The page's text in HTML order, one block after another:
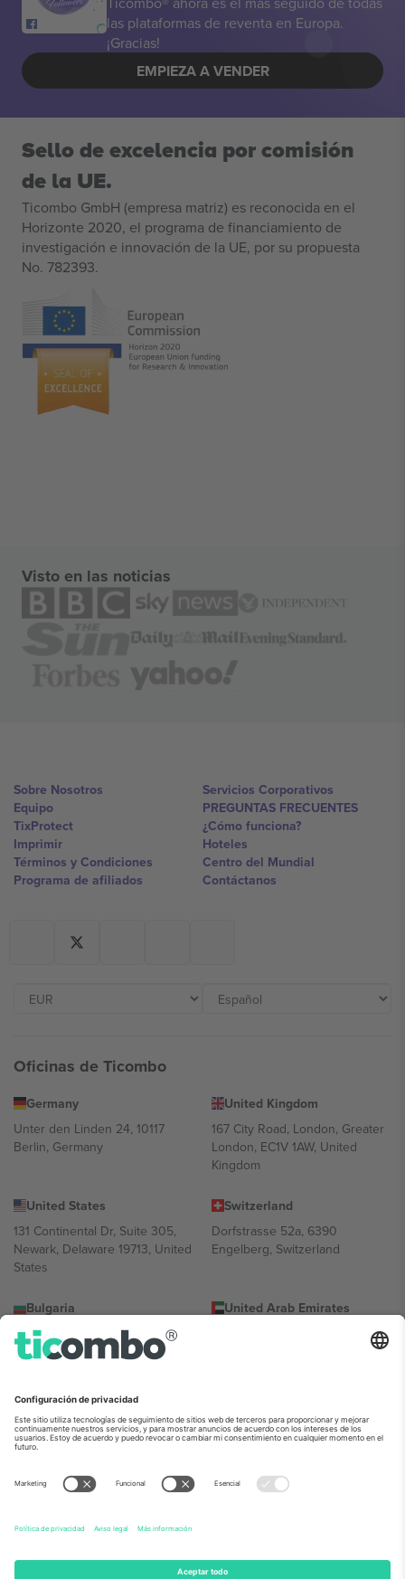
las plataformas de reventa en Europa.
¡Gracias!
EMPIEZA A VENDER
Sello de excelencia por comisión
de la UE.
Ticombo GmbH (empresa matriz) es reconocida en el
Horizonte 2020, el programa de financiamiento de
investigación e innovación de la UE, por su propuesta
No. 782393.
Visto en las noticias
Sobre Nosotros
Equipo
TixProtect
Imprimir
Términos y Condiciones
Programa de afiliados
Servicios Corporativos
PREGUNTAS FRECUENTES
¿Cómo funciona?
Hoteles
Centro del Mundial
Contáctanos
Oficinas de Ticombo
Germany
Unter den Linden 24, 10117
Berlin, Germany
United Kingdom
167 City Road, London, Greater
London, EC1V 1AW, United
Kingdom
United States
131 Continental Dr, Suite 305,
Newark, Delaware 19713, United
States
Switzerland
Dorfstrasse 52a, 6390
Engelberg, Switzerland
Bulgaria
Regus Sofia City West, bul
Totleben 53-55, 1606 Sofia,
United Arab Emirates
UAE Dubai Silicon Oasis, DDP
Building A1, Office 302, Dubai,
Mexico
Av Chapultepec 360, Roma
Norte, Cuauhtémoc, 06700
Ciudad de México, CDMX,
Mexico
La entidad jurídica del proveedor de la plataforma puede variar en
información, consulte la página específica del evento, el pie de